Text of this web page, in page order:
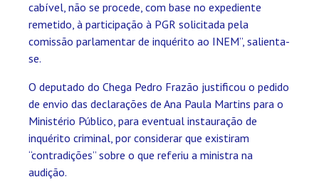
cabível, não se procede, com base no expediente
remetido, à participação à PGR solicitada pela
comissão parlamentar de inquérito ao INEM”, salienta-
se.
O deputado do Chega Pedro Frazão justificou o pedido
de envio das declarações de Ana Paula Martins para o
Ministério Público, para eventual instauração de
inquérito criminal, por considerar que existiram
“contradições” sobre o que referiu a ministra na
audição.